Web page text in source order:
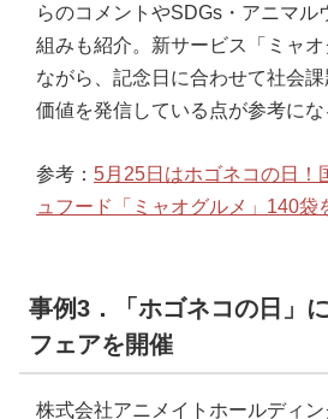
らのコメントやSDGs・アニマル
組みも紹介。新サービス「ミャ
ながら、記念日に合わせて社会
価値を発信している点が参考にな
参考： 5月25日はホゴネコの日！
ュフード「ミャオグルメ」140袋
事例3．「ホゴネコの日」
フェアを開催
株式会社アニメイトホールディ